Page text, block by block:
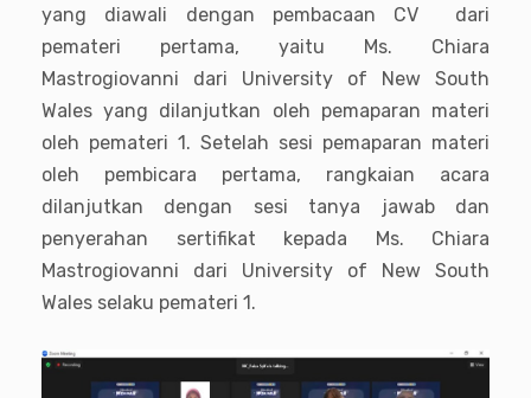
yang diawali dengan pembacaan CV dari
pemateri pertama, yaitu Ms. Chiara
Mastrogiovanni dari University of New South
Wales yang dilanjutkan oleh pemaparan materi
oleh pemateri 1. Setelah sesi pemaparan materi
oleh pembicara pertama, rangkaian acara
dilanjutkan dengan sesi tanya jawab dan
penyerahan sertifikat kepada Ms. Chiara
Mastrogiovanni dari University of New South
Wales selaku pemateri 1.